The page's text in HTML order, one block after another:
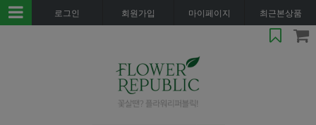
로그인 회원가입 마이페이지 최근본상품